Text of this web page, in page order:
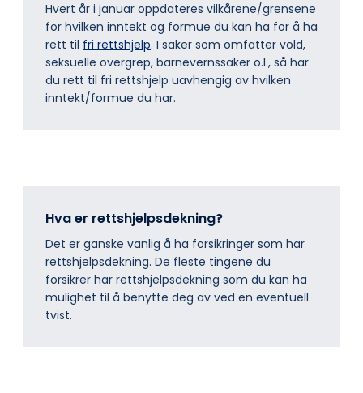
Hvert år i januar oppdateres vilkårene/grensene
for hvilken inntekt og formue du kan ha for å ha
rett til fri rettshjelp. I saker som omfatter vold,
seksuelle overgrep, barnevernssaker o.l., så har
du rett til fri rettshjelp uavhengig av hvilken
inntekt/formue du har.
Hva er rettshjelpsdekning?
Det er ganske vanlig å ha forsikringer som har
rettshjelpsdekning. De fleste tingene du
forsikrer har rettshjelpsdekning som du kan ha
mulighet til å benytte deg av ved en eventuell
tvist.